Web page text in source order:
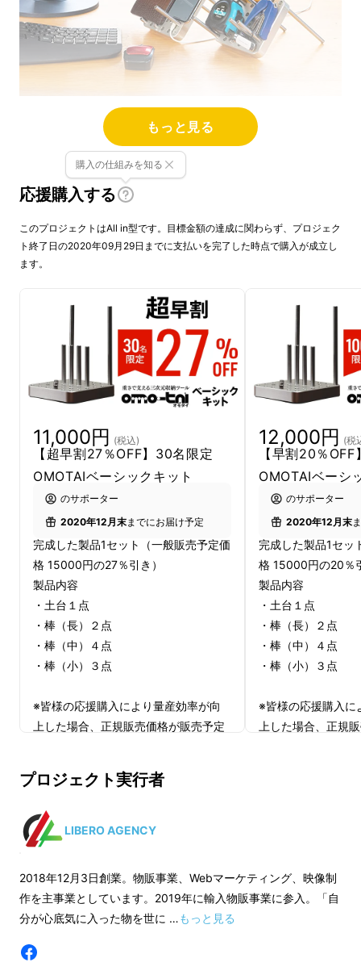
【OMO-TAI】は“デバイスや小物
を縦置きして収納する”という画
期的なアイデアから生まれた三次
元収納ツールです。
日常でよく使うアイテムを楽しく自由にカスタ
机周りが散らかりがちなあなたのために日本の
町工場にて誕生しました。
「整理整頓が苦手、、」
っていう人、多いです
よね。
の上に出しっ放しにしてしまうので、いつの間
にか机の作業スペースは無くなりグチャグチャ
もっと見る
応援購入する
購入の仕組みを知る
このプロジェクトはAll in型です。目標金額の達成に関わらず、プロジェク
ト終了日の2020年09月29日までに支払いを完了した時点で購入が成立し
ます。
11,000円 (税込)
【超早割27％OFF】30名限定
OMOTAIベーシックキット
のサポーター
2020年12月末までにお届け予定
完成した製品1セット（一般販売予定価
格 15000円の27％引き）
製品内容
・土台１点
・棒（長）２点
・棒（中）４点
・棒（小）３点
※皆様の応援購入により量産効率が向
上した場合、正規販売価格が販売予定
もございます。ご了承ください。
製造工程上の都合等により出荷時期が
遅れる場合があります。
12,000円 (税
【早割20％
OMOTAIベーシ
のサポーター
2020年12月末
完成した製品1セッ
格 15000円の20％
製品内容
・土台１点
・棒（長）２点
・棒（中）４点
・棒（小）３点
※皆様の応援購入に
上した場合、正規
プロジェクト実行者
LIBERO AGENCY
2018年12月3日創業。物販事業、Webマーケティング、映像制
作を主事業としています。2019年に輸入物販事業に参入。「自
分が心底気に入った物を世に …もっと見る